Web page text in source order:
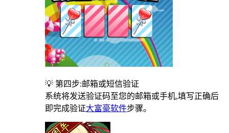
💡 第四步:邮箱或短信验证
系统将发送验证码至您的邮箱或手机,填写正确后
即完成验证大富豪软件步骤。